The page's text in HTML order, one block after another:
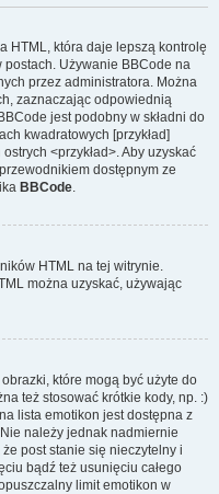
HTML, która daje lepszą kontrolę
Używanie BBCode na
przez administratora. Można
zaznaczając odpowiednią
jest podobny w składni do
kwadratowych [przykład]
<przykład>. Aby uzyskać
dostępnym ze
BBCode.
HTML na tej witrynie.
można uzyskać, używając
które mogą być użyte do
też stosować krótkie kody, np. :)
lista emotikon jest dostępna z
należy jednak nadmiernie
post stanie się nieczytelny i
bądź też usunięciu całego
limit emotikon w